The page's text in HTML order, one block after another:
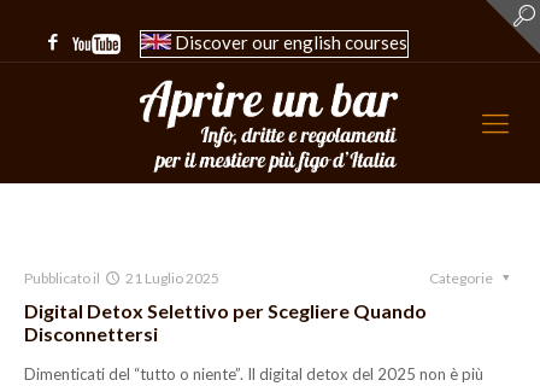
Discover our english courses
Pubblicato il 21 Luglio 2025 Categorie
Digital Detox Selettivo per Scegliere Quando
Disconnettersi
Dimenticati del “tutto o niente”. Il digital detox del 2025 non è più